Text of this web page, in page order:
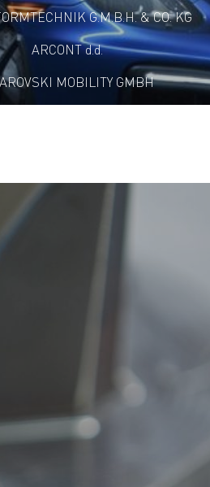
G.M.B.H. & CO. KG
ARCONT d.d.
MOBILITY GMBH